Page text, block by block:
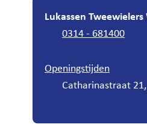
Lukassen Tweewielers
0314 - 681400
Openingstijden
Catharinastraat